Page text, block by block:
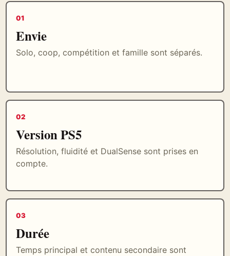
01
Envie
Solo, coop, compétition et famille sont séparés.
02
Version PS5
Résolution, fluidité et DualSense sont prises en
compte.
03
Durée
Temps principal et contenu secondaire sont